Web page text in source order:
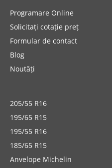
Programare Online
Solicitați cotație preț
Formular de contact
Blog
Noutăți
205/55 R16
195/65 R15
195/55 R16
185/65 R15
Anvelope Michelin